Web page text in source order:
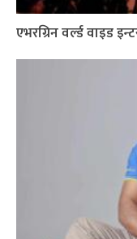
एभरग्रिन वर्ल्ड वाइड